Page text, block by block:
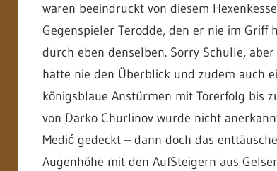
waren beeindruckt von diesem
Gegenspieler Terodde, den er nie im
durch eben denselben. Sorry Schulle,
hatte nie den Überblick und zudem auch
königsblaue Anstürmen mit Torerfolg bis
von Darko Churlinov wurde nicht
Medić gedeckt – dann doch das
Augenhöhe mit den AufSteigern aus